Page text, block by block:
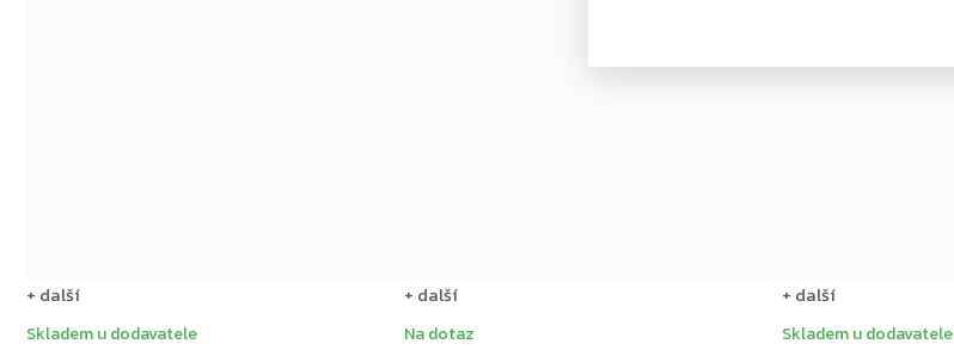
Skladem u dodavatele
+ další
Na dotaz
+ další
Skladem u dodavatele
+ další